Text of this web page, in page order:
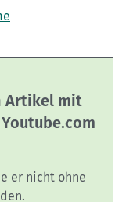
Artikel mit
er nicht ohne